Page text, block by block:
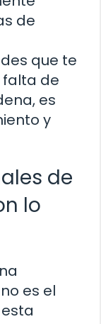
de
que te
falta de
es
y
de
lo
es el